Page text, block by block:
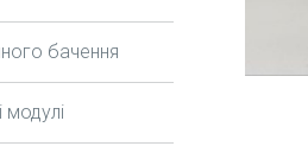
бачення
модулі